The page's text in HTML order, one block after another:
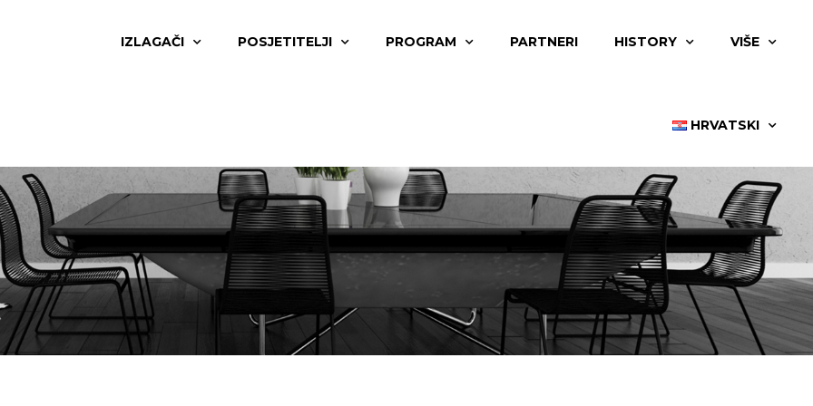
IZLAGAČI POSJETITELJI PROGRAM PARTNERI HISTORY VIŠE
HRVATSKI